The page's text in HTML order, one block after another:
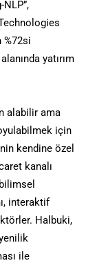
%72si
yatırım
alabilir ama
için
kendine özel
kanalı
interaktif
Halbuki,
ile